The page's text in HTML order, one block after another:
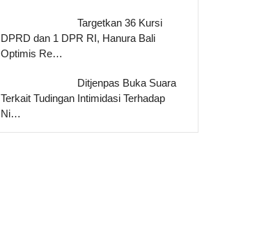
Targetkan 36 Kursi
DPRD dan 1 DPR RI, Hanura Bali
Optimis Re…
Ditjenpas Buka Suara
Terkait Tudingan Intimidasi Terhadap
Ni…